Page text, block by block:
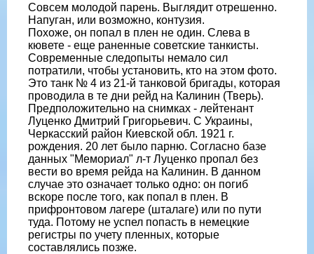
Совсем молодой парень. Выглядит отрешенно.
Напуган, или возможно, контузия.
Похоже, он попал в плен не один. Слева в
кювете - еще раненные советские танкисты.
Современные следопыты немало сил
потратили, чтобы установить, кто на этом фото.
Это танк № 4 из 21-й танковой бригады, которая
проводила в те дни рейд на Калинин (Тверь).
Предположительно на снимках - лейтенант
Луценко Дмитрий Григорьевич. С Украины,
Черкасский район Киевской обл. 1921 г.
рождения. 20 лет было парню. Согласно базе
данных "Мемориал" л-т Луценко пропал без
вести во время рейда на Калинин. В данном
случае это означает только одно: он погиб
вскоре после того, как попал в плен. В
прифронтовом лагере (шталаге) или по пути
туда. Потому не успел попасть в немецкие
регистры по учету пленных, которые
составлялись позже.